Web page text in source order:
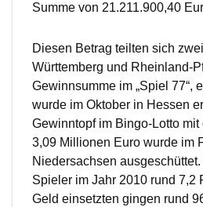
Summe von 21.211.900,40
Diesen Betrag teilten sich
Württemberg und Rheinland-
Gewinnsumme im „Spiel 77“,
wurde im Oktober in Hessen
Gewinntopf im Bingo-Lotto
3,09 Millionen Euro wurde im
Niedersachsen
Spieler im Jahr 2010 rund 7,2
Geld einsetzten gingen rund